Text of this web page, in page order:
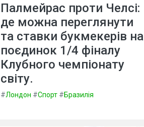
Палмейрас проти Челсі:
де можна переглянути
та ставки букмекерів на
поєдинок 1/4 фіналу
Клубного чемпіонату
світу.
#Лондон #Спорт #Бразилія